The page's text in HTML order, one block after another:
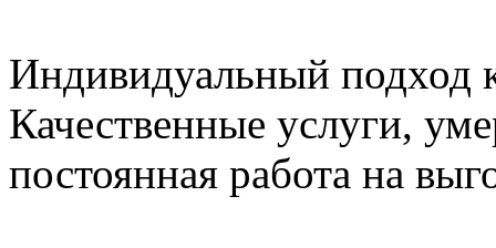
Индивидуальный подход
Качественные услуги,
постоянная работа на